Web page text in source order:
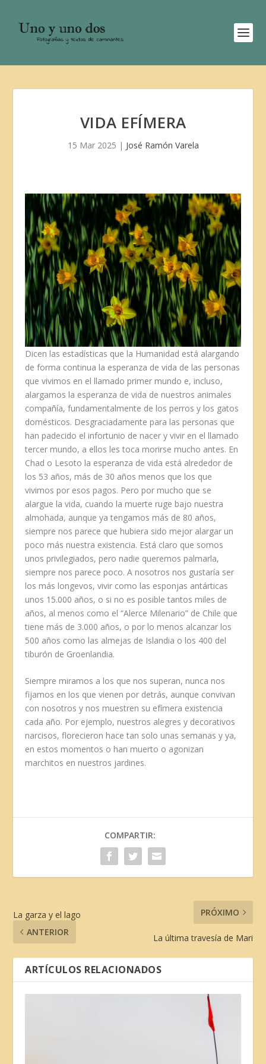
VIDA EFÍMERA
15 Mar 2025 | José Ramón Varela
Dicen las estadísticas que la Humanidad está alargando
de forma continua la esperanza de vida de las personas
que vivimos en el llamado primer mundo e, incluso,
alargamos la esperanza de vida de nuestros animales
compañía, fundamentalmente de los perros y los gatos
domésticos. Desgraciadamente para las personas que
han padecido el infortunio de nacer y vivir en el llamado
tercer mundo, a ellos les toca morirse mucho antes. En
Chad o Lesoto la esperanza de vida está alrededor de
los 53 años, más de 30 años menos que los que
vivimos por esos pagos. Pero por mucho que se
alargue la vida, cuando la muerte ruge bajo nuestra
almohada, aunque ya tengamos más de 80 años,
siempre nos parece que hubiera sido mejor alargar un
poco más nuestra existencia. Está claro que somos
unos privilegiados, pero nadie queremos palmarla,
siempre nos parece poco. A nosotros nos gustaría ser
los más longevos, vivir como las esponjas antárticas
unos 15.000 años, o si no es posible tantos miles de
años, al menos como el “Alerce Milenario” de Chile que
tiene más de 3.000 años, o por lo menos alcanzar los
500 años como las almejas de Islandia o los 400 del
tiburón de Groenlandia.
Siempre miramos a los que nos superan, nunca nos
fijamos en los que vienen por detrás, aunque convivan
con nosotros y nos muestren su efímera existencia
cada año. Por ejemplo, nuestros alegres y decorativos
narcisos, florecieron hace tan solo unas semanas y ya,
en estos momentos o han muerto o agonizan
marchitos en nuestros jardines.
COMPARTIR:
La garza y el lago
ANTERIOR
PRÓXIMO
La última travesía de Mari
ARTÍCULOS RELACIONADOS